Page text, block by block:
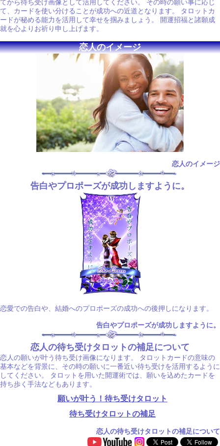
てから待ち受け画像として活用してください。 その時の願い事に応じ
て、カードを使い分けることが成功への近道となります。 タロットカ
ードが秘める能力を活用して幸せを掴みましょう。 開運招福と諸願成
就を心よりお祈り申し上げます。
恋人のイメージ
恋人のイメージ
告白やプロポーズが成功しますように。
恋愛での告白や、結婚へのプロポーズの成功への後押しになります。
告白やプロポーズが成功しますように。
恋人の待ち受けタロットの補足について
恋人の願いが叶う待ち受け画像になります。 タロットカードの意味の
基本などを背景に、その時の願いに一番近い待ち受けを活用するように
してください。 タロットを用いた開運術では、願いを込めたカードを
持ち歩く手法などもあります。
願いが叶う！待ち受けタロット
待ち受けタロットの補足
恋人の待ち受けタロットの補足について